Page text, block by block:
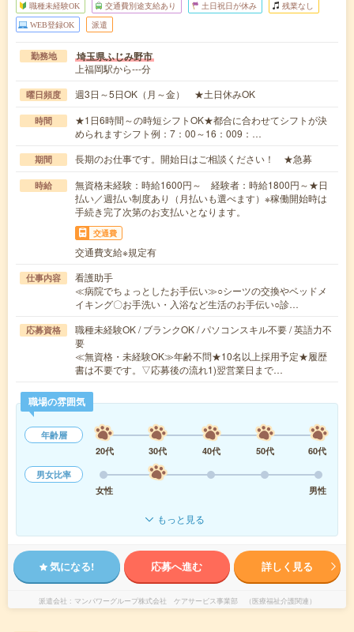
職種未経験OK 交通費別途支給あり 土日祝日が休み 残業なし
WEB登録OK 派遣
勤務地 埼玉県ふじみ野市
上福岡駅から---分
曜日頻度 週3日～5日OK（月～金） ★土日休みOK
時間
★1日6時間～の時短シフトOK★都合に合わせてシフトが決
められますシフト例：7：00～16：009：…
期間 長期のお仕事です。開始日はご相談ください！ ★急募
時給
無資格未経験：時給1600円～ 経験者：時給1800円～★日
払い／週払い制度あり（月払いも選べます）※稼働開始時は
手続き完了次第のお支払いとなります。
交通費
交通費支給※規定有
仕事内容
看護助手
≪病院でちょっとしたお手伝い≫○シーツの交換やベッドメ
イキング〇お手洗い・入浴など生活のお手伝い○診…
応募資格
職種未経験OK / ブランクOK / パソコンスキル不要 / 英語力不
要
≪無資格・未経験OK≫年齢不問★10名以上採用予定★履歴
書は不要です。▽応募後の流れ1)翌営業日まで…
職場の雰囲気
年齢層
20代
30代 40代 50代
60代
男女比率
女性
男性
もっと見る
気になる! 応募へ進む 詳しく見る
派遣会社 マンパワーグループ株式会社 ケアサービス事業部 （医療福祉介護関連）